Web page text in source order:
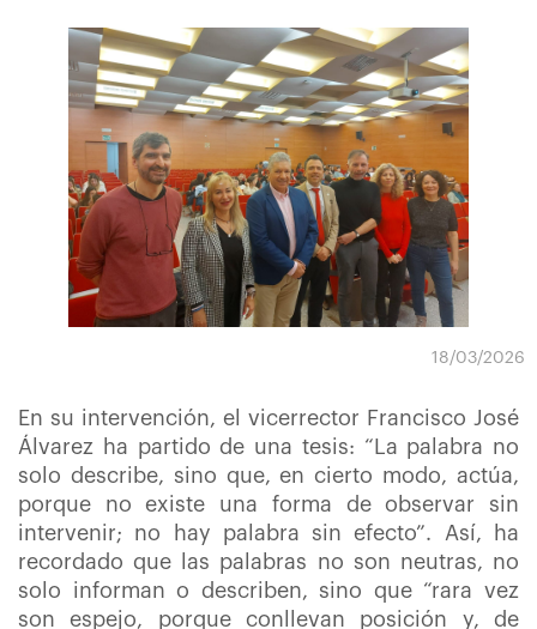
18/03/2026
En su intervención, el vicerrector Francisco José
Álvarez ha partido de una tesis: “La palabra no
solo describe, sino que, en cierto modo, actúa,
porque no existe una forma de observar sin
intervenir; no hay palabra sin efecto”. Así, ha
recordado que las palabras no son neutras, no
solo informan o describen, sino que “rara vez
son espejo, porque conllevan posición y, de